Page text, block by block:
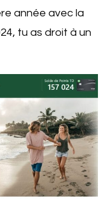
année avec la
tu as droit à un